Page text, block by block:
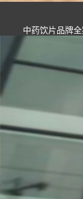
中药饮片品牌